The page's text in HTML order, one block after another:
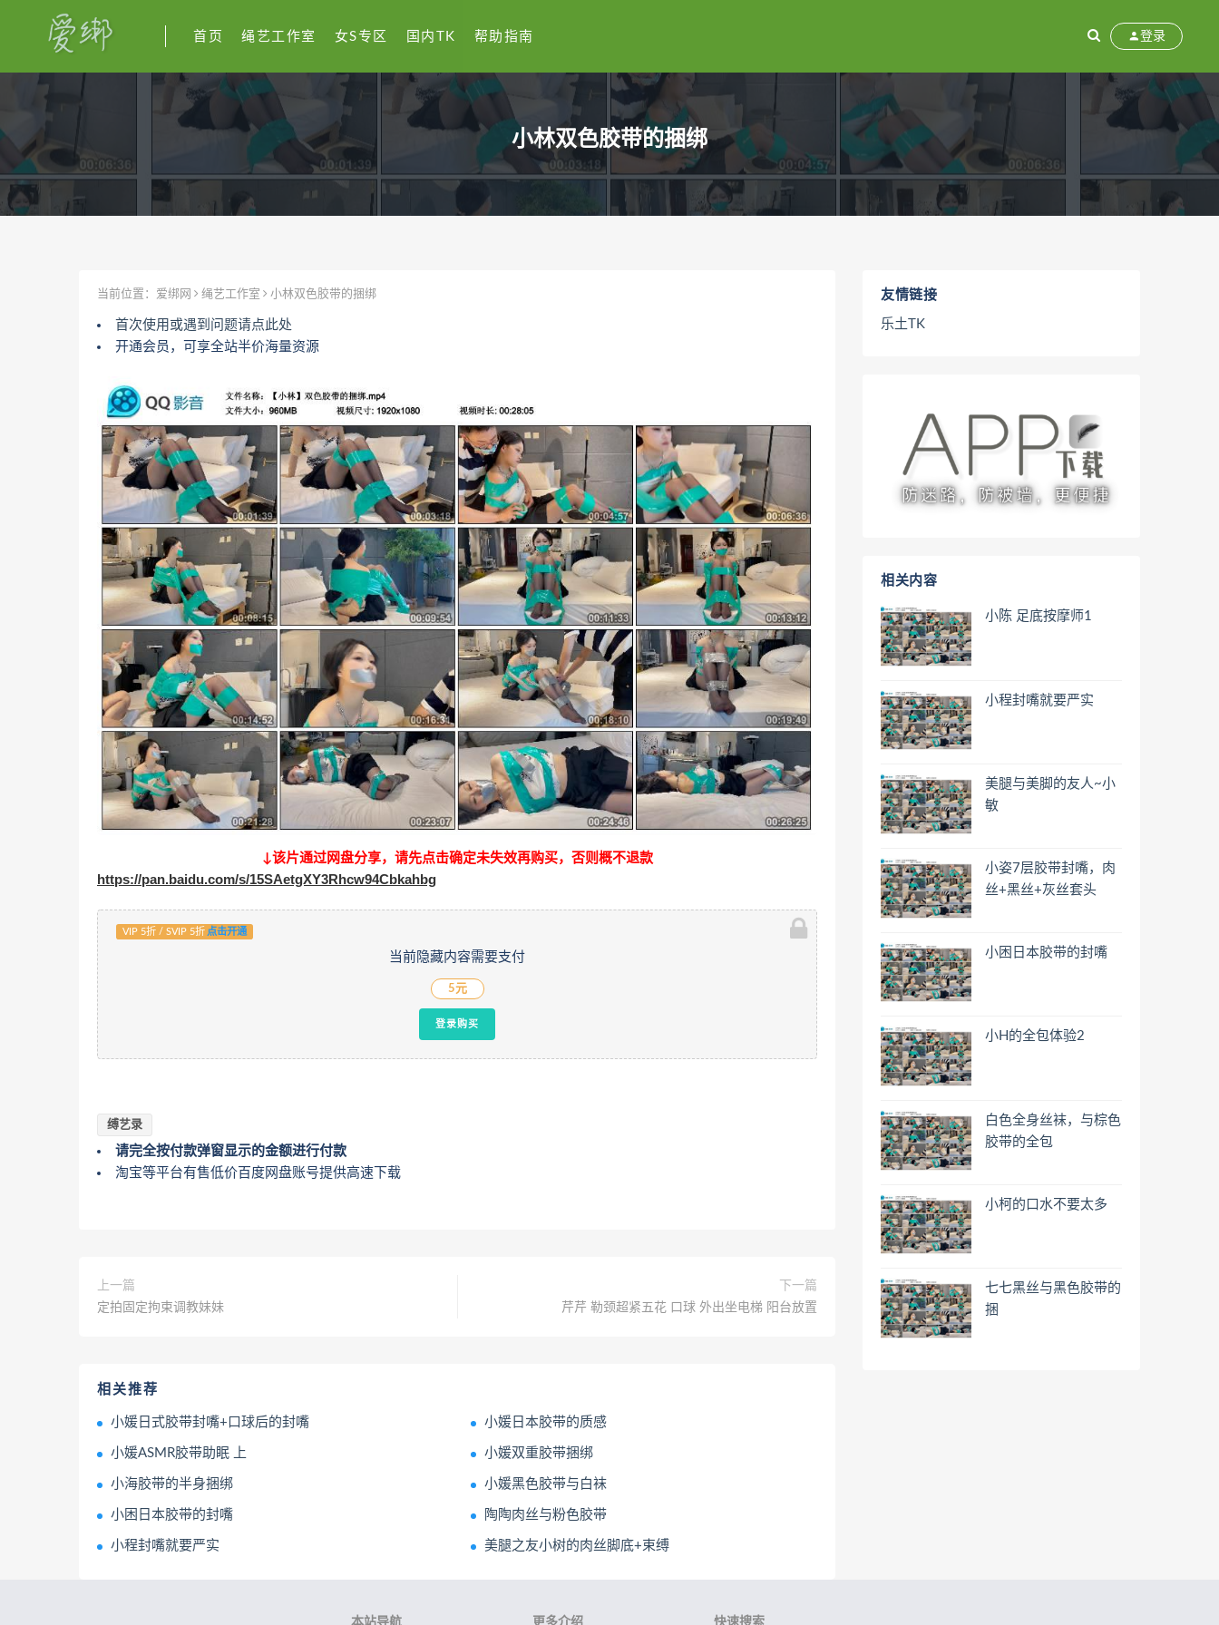
首页 绳艺工作室 女S专区 国内TK 帮助指南 登录
小林双色胶带的捆绑
当前位置： 爱绑网 绳艺工作室 小林双色胶带的捆绑
首次使用或遇到问题请点此处
开通会员，可享全站半价海量资源
↓该片通过网盘分享，请先点击确定未失效再购买，否则概不退款
https://pan.baidu.com/s/15SAetgXY3Rhcw94Cbkahbg
VIP 5折 / SVIP 5折 点击开通
当前隐藏内容需要支付
5元
登录购买
缚艺录
请完全按付款弹窗显示的金额进行付款
淘宝等平台有售低价百度网盘账号提供高速下载
上一篇
定拍固定拘束调教妹妹
下一篇
芹芹 勒颈超紧五花 口球 外出坐电梯 阳台放置
相关推荐
小媛日式胶带封嘴+口球后的封嘴 小媛日本胶带的质感
小媛ASMR胶带助眠 上 小媛双重胶带捆绑
小海胶带的半身捆绑 小媛黑色胶带与白袜
小困日本胶带的封嘴 陶陶肉丝与粉色胶带
小程封嘴就要严实 美腿之友小树的肉丝脚底+束缚
友情链接
乐土TK
相关内容
小陈 足底按摩师1
小程封嘴就要严实
美腿与美脚的友人~小
敏
小姿7层胶带封嘴，肉
丝+黑丝+灰丝套头
小困日本胶带的封嘴
小H的全包体验2
白色全身丝袜，与棕色
胶带的全包
小柯的口水不要太多
七七黑丝与黑色胶带的
捆